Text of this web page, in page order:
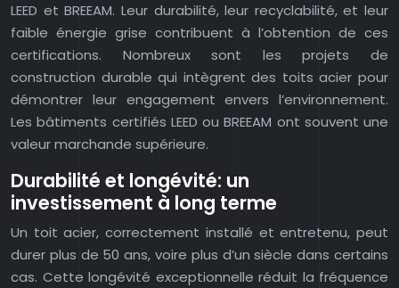
LEED et BREEAM. Leur durabilité, leur recyclabilité, et leur
faible énergie grise contribuent à l’obtention de ces
certifications. Nombreux sont les projets de
construction durable qui intègrent des toits acier pour
démontrer leur engagement envers l’environnement.
Les bâtiments certifiés LEED ou BREEAM ont souvent une
valeur marchande supérieure.
Durabilité et longévité: un
investissement à long terme
Un toit acier, correctement installé et entretenu, peut
durer plus de 50 ans, voire plus d’un siècle dans certains
cas. Cette longévité exceptionnelle réduit la fréquence